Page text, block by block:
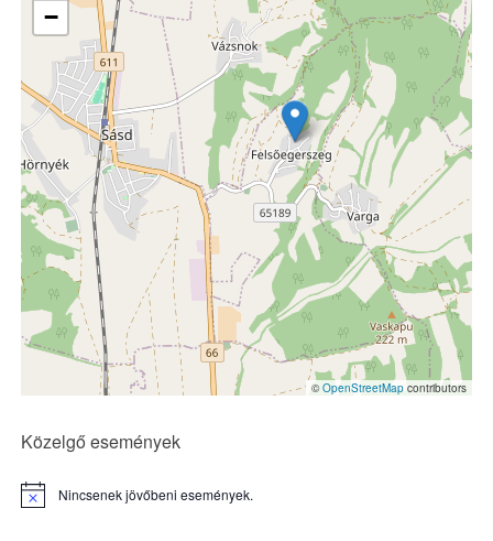
−
©OpenStreetMap contributors
Közelgő események
Nincsenek jövőbeni események.